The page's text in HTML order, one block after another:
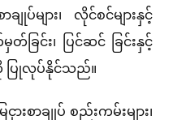
ပ်များ၊ လိုင်စင်များနှင့်
ြင်း၊ ပြင်ဆင် ခြင်းနှင့်
ပြုလုပ်နိုင်သည်။
းစာချုပ် စည်းကမ်းများ၊